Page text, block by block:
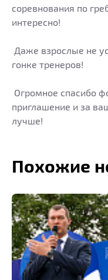
соревнования по
интересно!
Даже взрослые не
гонке тренеров!
Огромное спасибо
приглашение и за
лучше!
Похожие